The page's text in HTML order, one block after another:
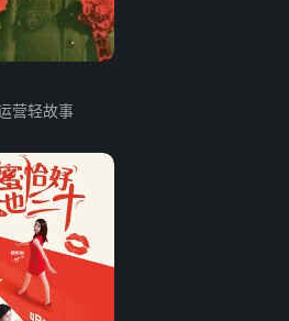
营轻故事